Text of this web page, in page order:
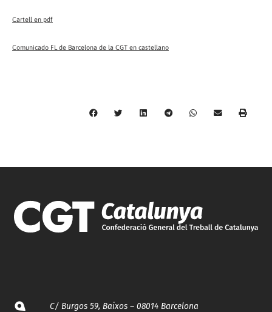
Cartell en pdf
Comunicado FL de Barcelona de la CGT en castellano
C/ Burgos 59, Baixos – 08014 Barcelona